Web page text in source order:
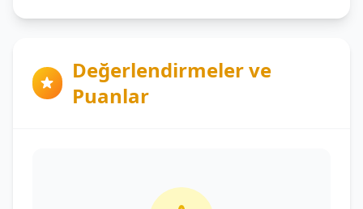
Değerlendirmeler ve
Puanlar